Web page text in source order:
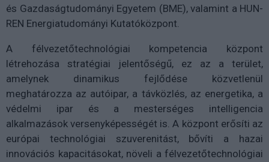
és Gazdaságtudományi Egyetem (BME), valamint a HUN-
REN Energiatudományi Kutatóközpont.
A félvezetőtechnológiai kompetencia központ
létrehozása stratégiai jelentőségű, ez az a terület,
amelynek dinamikus fejlődése közvetlenül
meghatározza az autóipar, a távközlés, az energetika, a
védelmi ipar és a mesterséges intelligencia
alkalmazások versenyképességét is. A központ erősíti az
európai technológiai szuverenitást, bővíti a hazai
innovációs kapacitásokat, növeli a félvezetőtechnológiai